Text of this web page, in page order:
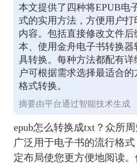
本文提供了四种将EPUB电
式的实用方法，方便用户打
内容。包括直接修改文件
本、使用金舟电子书转换器
具转换。每种方法都配有详
户可根据需求选择最适合
格式转换。
摘要由平台通过智能技术生成
epub怎么转换成txt？众所
广泛用于电子书的流行格
定布局使您更方便地阅读。